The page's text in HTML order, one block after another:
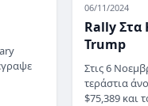
06/11/2024
Rally Στα
Trump
Στις 6
τεράστια
$75,389 και